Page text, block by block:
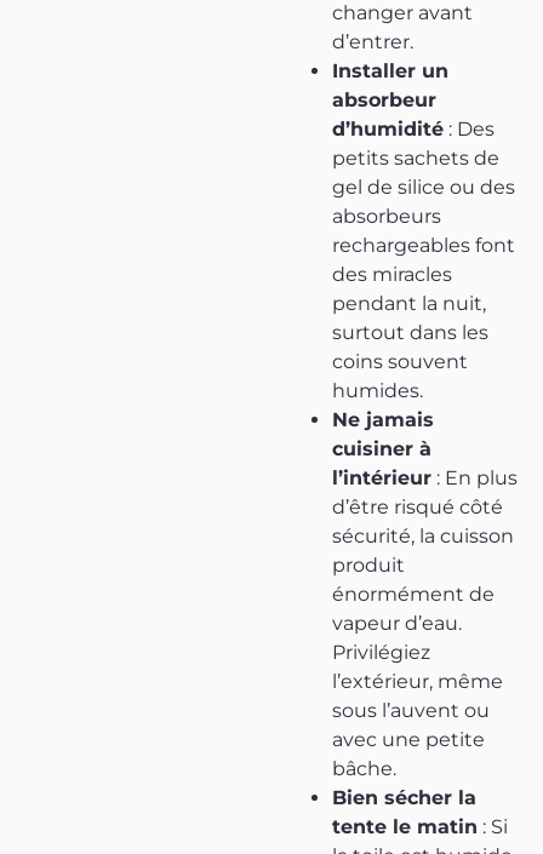
changer avant
d’entrer.
Installer un
absorbeur
d’humidité : Des
petits sachets de
gel de silice ou des
absorbeurs
rechargeables font
des miracles
pendant la nuit,
surtout dans les
coins souvent
humides.
Ne jamais
cuisiner à
l’intérieur : En plus
d’être risqué côté
sécurité, la cuisson
produit
énormément de
vapeur d’eau.
Privilégiez
l’extérieur, même
sous l’auvent ou
avec une petite
bâche.
Bien sécher la
tente le matin : Si